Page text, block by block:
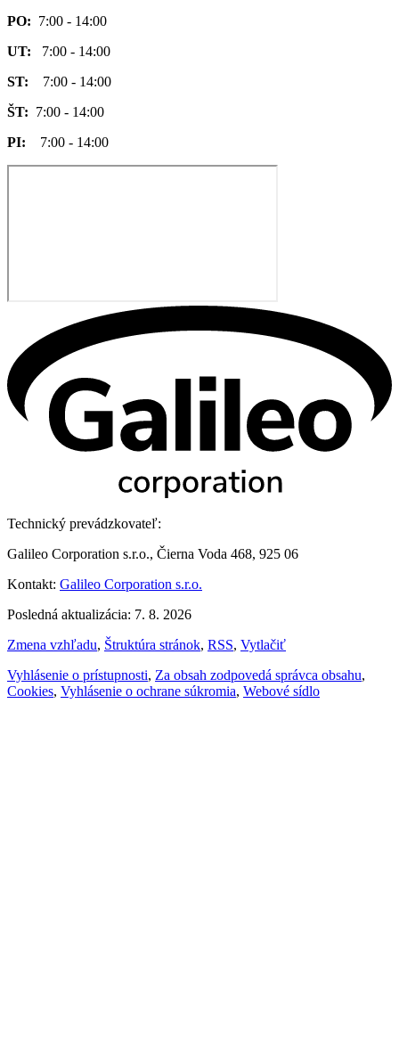
PO: 7:00 - 14:00
UT:
7:00 - 14:00
ST:
7:00 - 14:00
ŠT: 7:00 - 14:00
PI: 7:00 - 14:00
Technický prevádzkovateľ:
Galileo Corporation s.r.o., Čierna Voda 468, 925 06
Kontakt: Galileo Corporation s.r.o.
Posledná aktualizácia: 7. 8. 2026
Zmena vzhľadu, Štruktúra stránok, RSS, Vytlačiť
Vyhlásenie o prístupnosti, Za obsah zodpovedá správca obsahu,
Cookies, Vyhlásenie o ochrane súkromia, Webové sídlo